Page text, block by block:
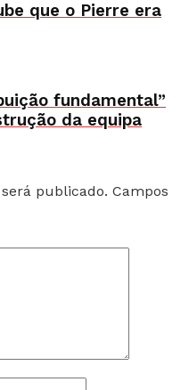
que o Pierre era
fundamental”
da equipa
publicado. Campos